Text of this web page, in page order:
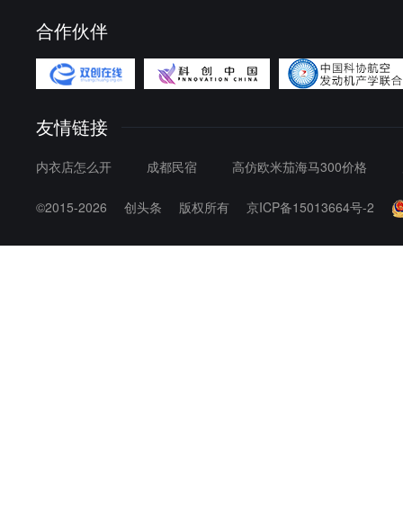
合作伙伴
友情链接
内衣店怎么开 成都民宿 高仿欧米茄海马300价格
©2015-2026 创头条 版权所有 京ICP备15013664号-2